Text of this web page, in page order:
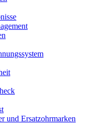
und Ersatzohrmarken